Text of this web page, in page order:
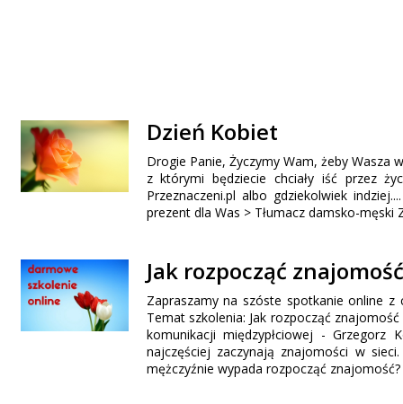
Dzień Kobiet
Drogie Panie, Życzymy Wam, żeby Wasza
z którymi będziecie chciały iść przez
Przeznaczeni.pl albo gdziekolwiek
prezent dla Was > Tłumacz damsko-męski
Jak rozpocząć
Zapraszamy na szóste spotkanie online
Temat szkolenia: Jak rozpocząć
komunikacji międzypłciowej -
najczęściej zaczynają znajomości w
mężczyźnie wypada rozpocząć